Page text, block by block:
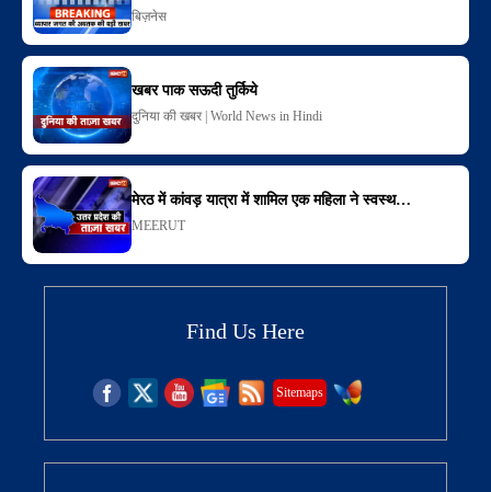
बिज़नेस
खबर पाक सऊदी तुर्किये
दुनिया की खबर | World News in Hindi
मेरठ में कांवड़ यात्रा में शामिल एक महिला ने स्‍वस्‍थ…
MEERUT
Find Us Here
Sitemaps